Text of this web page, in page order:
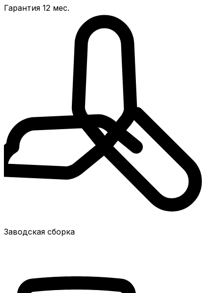
Гарантия 12 мес.
Заводская сборка